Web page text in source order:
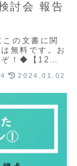
討会 報告
の文書に関
無料です。お
ぞ！◆【12月
2024.01.02